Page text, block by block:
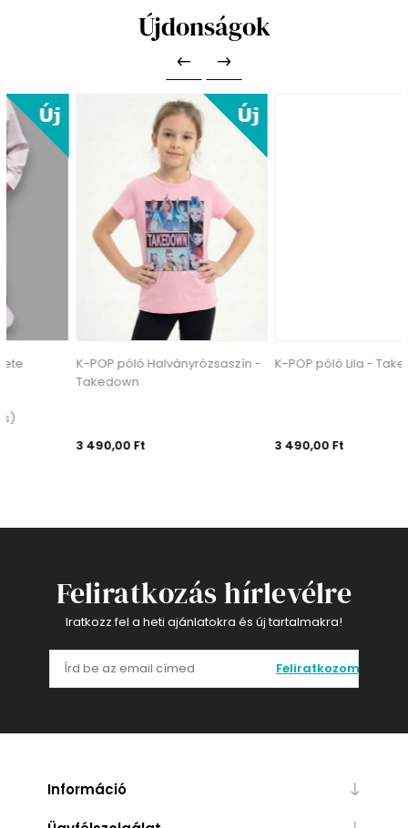
Újdonságok
K-POP póló Halványrózsaszín -
3 490,00 Ft
K-POP póló Lila - Takedown
3 490,00 Ft
Feliratkozás hírlevélre
Iratkozz fel a heti ajánlatokra és új tartalmakra!
Feliratkozom
Információ